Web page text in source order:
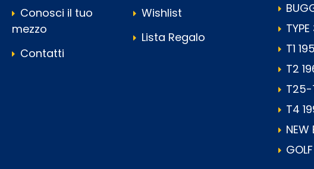
Conosci il tuo
mezzo
Contatti
Wishlist
Lista Regalo
T1
T2
T25-
T4
NEW
GOLF